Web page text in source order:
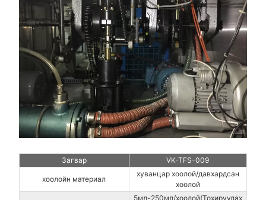
Загвар VK-TFS-009
хоолойн материал
хуванцар хоолой/давхардсан
хоолой
5мл-250мл/хоолой(Тохируулах